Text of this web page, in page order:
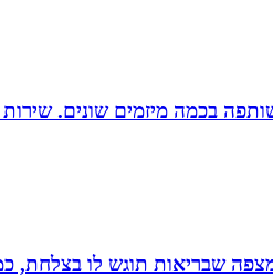
בכמה מיזמים שונים. שירות
שבריאות תוגש לו בצלחת,